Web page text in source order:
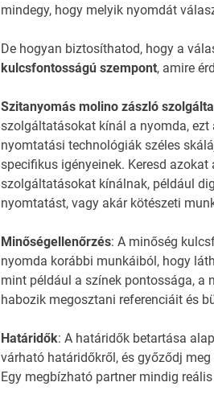
mindegy, hogy melyik nyomdát
De hogyan biztosíthatod, hogy a
kulcsfontosságú szempont, amire
Szitanyomás molino zászló
szolgáltatásokat kínál a nyomda, ezt
nyomtatási technológiák széles
specifikus igényeinek. Keresd
szolgáltatásokat kínálnak, például
nyomtatást, vagy akár kötészeti
Minőségellenőrzés: A minőség
nyomda korábbi munkáiból, hogy
mint például a színek pontossága, a
habozik megosztani referenciáit és
Határidők: A határidők betartása
várható határidőkről, és győződj
Egy megbízható partner mindig